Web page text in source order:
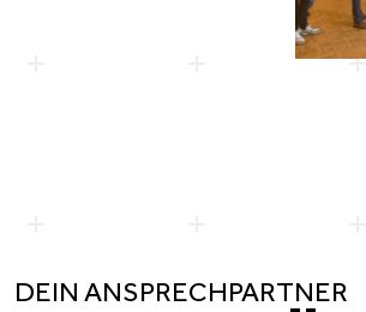
DEIN ANSPRECHPARTNER